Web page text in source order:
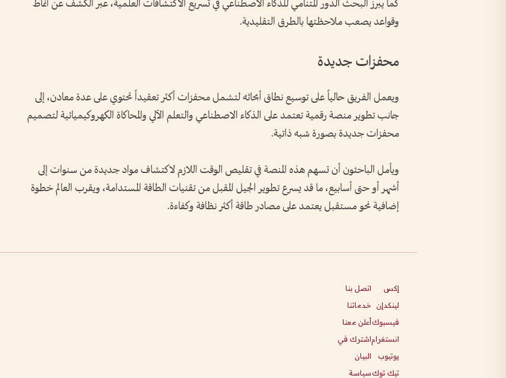
كما يبرز البحث الدور المتنامي للذكاء الاصطناعي في تسريع الاكتشافات العلمية، عبر الكشف عن أنماط
وقواعد يصعب ملاحظتها بالطرق التقليدية.
محفزات جديدة
ويعمل الفريق حالياً على توسيع نطاق أبحاثه لتشمل محفزات أكثر تعقيداً تحتوي على عدة معادن، إلى
جانب تطوير منصة رقمية تعتمد على الذكاء الاصطناعي والتعلم الآلي والمحاكاة الكهروكيميائية لتصميم
محفزات جديدة بصورة شبه ذاتية.
ويأمل الباحثون أن تسهم هذه المنصة في تقليص الوقت اللازم لاكتشاف مواد جديدة من سنوات إلى
أشهر أو حتى أسابيع، ما قد يسرع تطوير الجيل المقبل من تقنيات الطاقة المستدامة، ويقرب العالم خطوة
إضافية نحو مستقبل يعتمد على مصادر طاقة أكثر نظافة وكفاءة.
إكس
لينكدإن
فيسبوك
انستغرام
يوتيوب
تيك توك
اتصل بنا
خدماتنا
أعلن معنا
اشترك في
البيان
سياسة